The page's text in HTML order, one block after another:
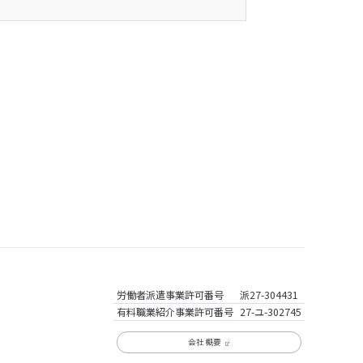
労働者派遣事業許可番号
派27-304431
有料職業紹介事業許可番号 27-ユ-302745
会社概要